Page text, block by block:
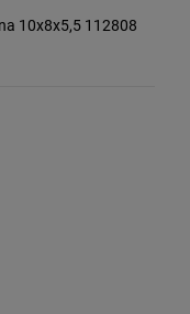
10x8x5,5 112808